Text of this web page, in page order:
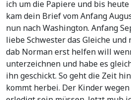
ich um die Papiere und bis
kam dein Brief vom Anfang
nun nach Washington. Anfang
liebe Schwester das Gleiche
dab Norman erst helfen will
unterzeichnen und habe es
ihn geschickt. So geht die Zeit
kommt herbei. Der Kinder